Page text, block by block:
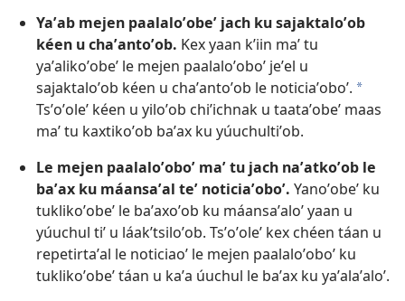
Yaʼab mejen paalaloʼobeʼ jach ku sajaktaloʼob
kéen u chaʼantoʼob. Kex yaan kʼiin maʼ tu
yaʼalikoʼobeʼ le mejen paalaloʼoboʼ jeʼel u
sajaktaloʼob kéen u chaʼantoʼob le noticiaʼoboʼ. a
Tsʼoʼoleʼ kéen u yiloʼob chiʼichnak u taataʼobeʼ maas
maʼ tu kaxtikoʼob baʼax ku yúuchultiʼob.
Le mejen paalaloʼoboʼ maʼ tu jach naʼatkoʼob le
baʼax ku máansaʼal teʼ noticiaʼoboʼ. Yanoʼobeʼ ku
tuklikoʼobeʼ le baʼaxoʼob ku máansaʼaloʼ yaan u
yúuchul tiʼ u láakʼtsiloʼob. Tsʼoʼoleʼ kex chéen táan u
repetirtaʼal le noticiaoʼ le mejen paalaloʼoboʼ ku
tuklikoʼobeʼ táan u kaʼa úuchul le baʼax ku yaʼalaʼaloʼ.